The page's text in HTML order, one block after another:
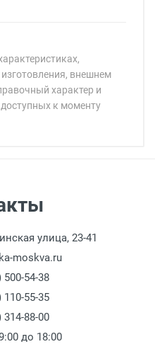
внешнем
характер и
к моменту
товара производится
на пункте
с 11:00 до 15:00, в
г. Москва,
17, корпус 1,
(499) 110-55-35.
поступает в пункт
связывается с
о поступлении
улица, 23-41
moskva.ru
500-54-38
110-55-35
314-88-00
до 18:00